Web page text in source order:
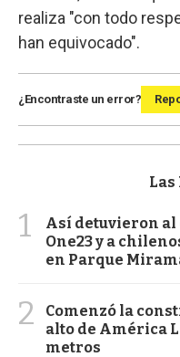
realiza "con todo
han equivocado".
¿Encontraste un error?
Las
1
Así detuvieron al
One23 y a
en Parque
2
Comenzó la
alto de América
metros